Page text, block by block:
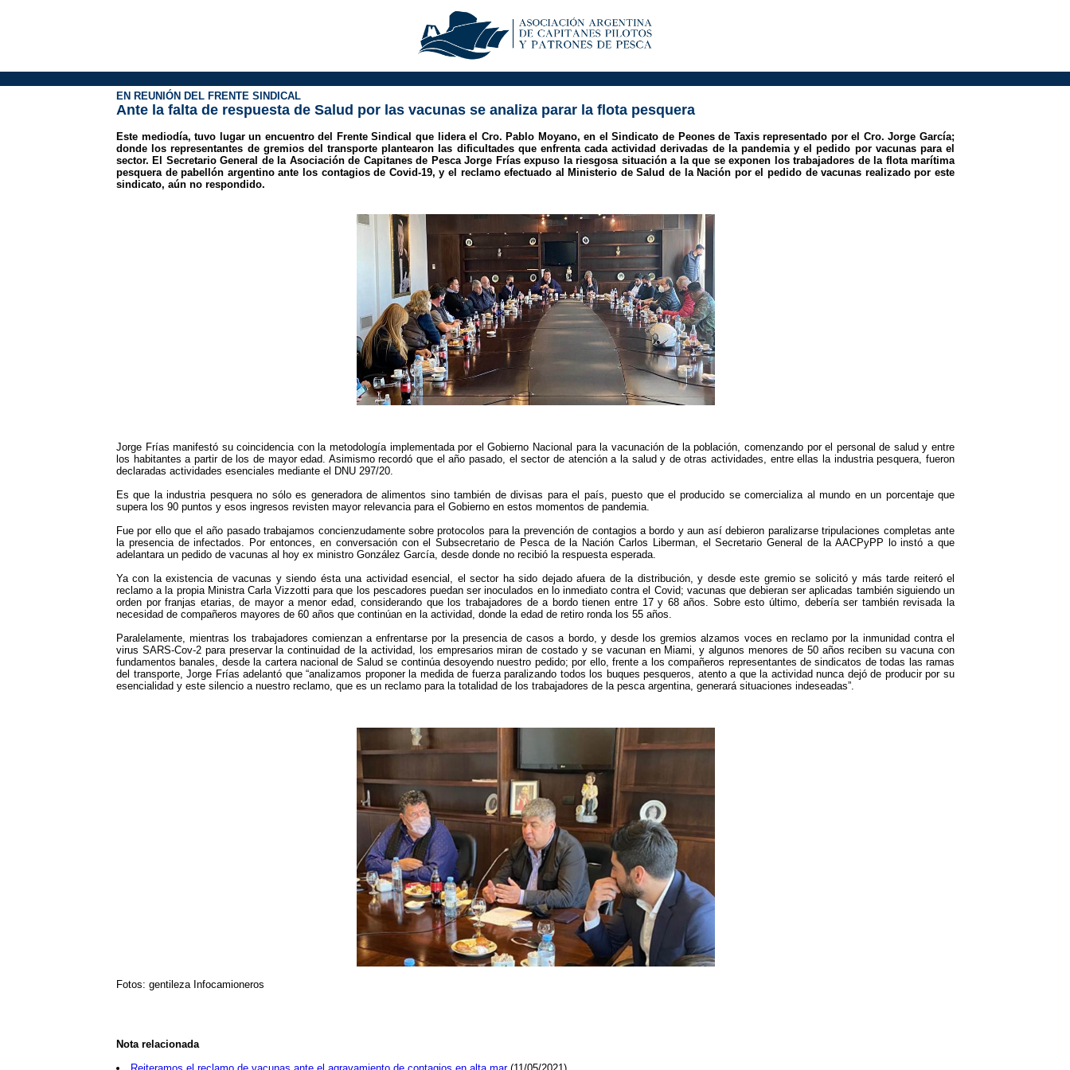
EN REUNIÓN DEL FRENTE SINDICAL
Ante la falta de respuesta de Salud por las vacunas se analiza parar la flota pesquera
Este mediodía, tuvo lugar un encuentro del Frente Sindical que lidera el Cro. Pablo Moyano, en el Sindicato de Peones de Taxis representado por el Cro. Jorge García;
donde los representantes de gremios del transporte plantearon las dificultades que enfrenta cada actividad derivadas de la pandemia y el pedido por vacunas para el
sector. El Secretario General de la Asociación de Capitanes de Pesca Jorge Frías expuso la riesgosa situación a la que se exponen los trabajadores de la flota marítima
pesquera de pabellón argentino ante los contagios de Covid-19, y el reclamo efectuado al Ministerio de Salud de la Nación por el pedido de vacunas realizado por este
sindicato, aún no respondido.
Jorge Frías manifestó su coincidencia con la metodología implementada por el Gobierno Nacional para la vacunación de la población, comenzando por el personal de salud y entre
los habitantes a partir de los de mayor edad. Asimismo recordó que el año pasado, el sector de atención a la salud y de otras actividades, entre ellas la industria pesquera, fueron
declaradas actividades esenciales mediante el DNU 297/20.
Es que la industria pesquera no sólo es generadora de alimentos sino también de divisas para el país, puesto que el producido se comercializa al mundo en un porcentaje que
supera los 90 puntos y esos ingresos revisten mayor relevancia para el Gobierno en estos momentos de pandemia.
Fue por ello que el año pasado trabajamos concienzudamente sobre protocolos para la prevención de contagios a bordo y aun así debieron paralizarse tripulaciones completas ante
la presencia de infectados. Por entonces, en conversación con el Subsecretario de Pesca de la Nación Carlos Liberman, el Secretario General de la AACPyPP lo instó a que
adelantara un pedido de vacunas al hoy ex ministro González García, desde donde no recibió la respuesta esperada.
Ya con la existencia de vacunas y siendo ésta una actividad esencial, el sector ha sido dejado afuera de la distribución, y desde este gremio se solicitó y más tarde reiteró el
reclamo a la propia Ministra Carla Vizzotti para que los pescadores puedan ser inoculados en lo inmediato contra el Covid; vacunas que debieran ser aplicadas también siguiendo un
orden por franjas etarias, de mayor a menor edad, considerando que los trabajadores de a bordo tienen entre 17 y 68 años. Sobre esto último, debería ser también revisada la
necesidad de compañeros mayores de 60 años que continúan en la actividad, donde la edad de retiro ronda los 55 años.
Paralelamente, mientras los trabajadores comienzan a enfrentarse por la presencia de casos a bordo, y desde los gremios alzamos voces en reclamo por la inmunidad contra el
virus SARS-Cov-2 para preservar la continuidad de la actividad, los empresarios miran de costado y se vacunan en Miami, y algunos menores de 50 años reciben su vacuna con
fundamentos banales, desde la cartera nacional de Salud se continúa desoyendo nuestro pedido; por ello, frente a los compañeros representantes de sindicatos de todas las ramas
del transporte, Jorge Frías adelantó que “analizamos proponer la medida de fuerza paralizando todos los buques pesqueros, atento a que la actividad nunca dejó de producir por su
esencialidad y este silencio a nuestro reclamo, que es un reclamo para la totalidad de los trabajadores de la pesca argentina, generará situaciones indeseadas”.
Fotos: gentileza Infocamioneros
Nota relacionada